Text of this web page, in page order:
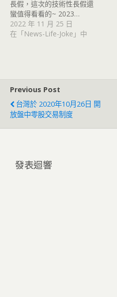
長假，這次的技術性長假還
蠻值得看看的~ 2023…
2022 年 11 月 25 日
在「News-Life-Joke」中
Previous Post
台灣於 2020年10月26日 開
放盤中零股交易制度
發表迴響